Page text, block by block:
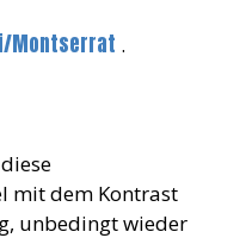
Montserrat .
mit dem Kontrast
unbedingt wieder